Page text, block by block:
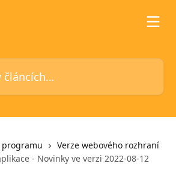
programu
Verze webového rozhraní
- Novinky ve verzi 2022-08-12